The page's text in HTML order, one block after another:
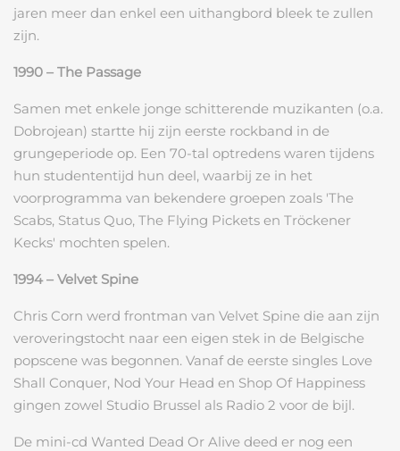
jaren meer dan enkel een uithangbord bleek te zullen
zijn.
1990 – The Passage
Samen met enkele jonge schitterende muzikanten (o.a.
Dobrojean) startte hij zijn eerste rockband in de
grungeperiode op. Een 70-tal optredens waren tijdens
hun studententijd hun deel, waarbij ze in het
voorprogramma van bekendere groepen zoals 'The
Scabs, Status Quo, The Flying Pickets en Tröckener
Kecks' mochten spelen.
1994 – Velvet Spine
Chris Corn werd frontman van Velvet Spine die aan zijn
veroveringstocht naar een eigen stek in de Belgische
popscene was begonnen. Vanaf de eerste singles Love
Shall Conquer, Nod Your Head en Shop Of Happiness
gingen zowel Studio Brussel als Radio 2 voor de bijl.
De mini-cd Wanted Dead Or Alive deed er nog een